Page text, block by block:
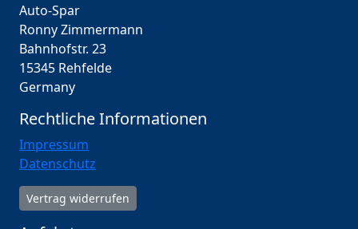
Auto-Spar
Ronny Zimmermann
Bahnhofstr. 23
15345 Rehfelde
Germany
Rechtliche Informationen
Impressum
Datenschutz
Vertrag widerrufen